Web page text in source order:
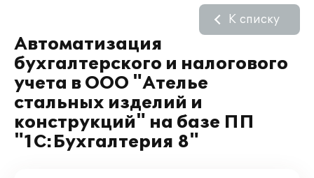
Автоматизация
бухгалтерского и налогового
учета в ООО "Ателье
стальных изделий и
конструкций" на базе ПП
"1С:Бухгалтерия 8"
К списку